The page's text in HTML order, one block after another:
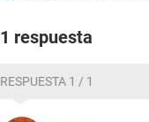
1 respuesta
RESPUESTA 1 / 1